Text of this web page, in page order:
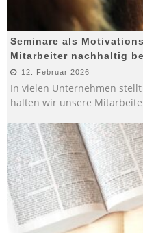
Seminare als
Mitarbeiter nachhaltig
12. Februar 2026
In vielen Unternehmen
halten wir unsere